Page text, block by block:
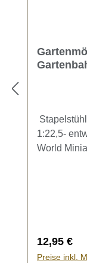
1:22,5-
World
Regulärer
12,95 €
Preise inkl.